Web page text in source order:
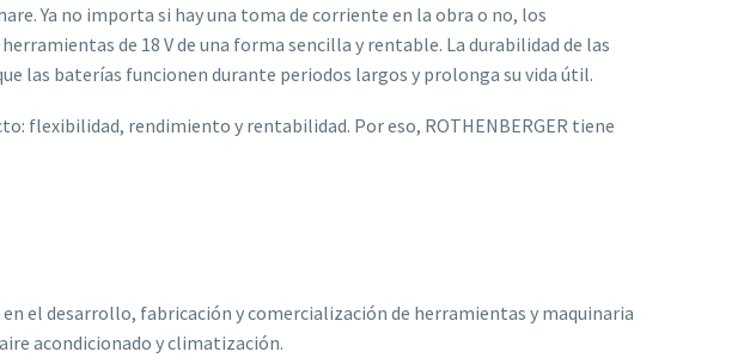
Ya no importa si hay una toma de corriente en la obra o no, los
de 18 V de una forma sencilla y rentable. La durabilidad de las
las baterías funcionen durante periodos largos y prolonga su vida útil.
flexibilidad, rendimiento y rentabilidad. Por eso, ROTHENBERGER tiene
en el desarrollo, fabricación y comercialización de herramientas y maquinaria
acondicionado y climatización.